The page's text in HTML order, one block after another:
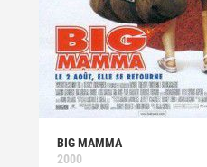
BIG MAMMA
2000